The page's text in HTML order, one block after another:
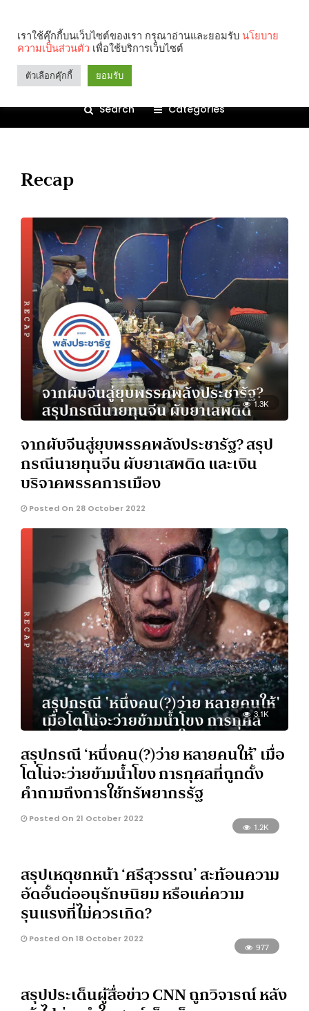
Search Categories
Recap
1.3K
จากผับจีนสู่ยุบพรรคพลังประชารัฐ? สรุป
กรณีนายทุนจีน ผับยาเสพติด และเงิน
บริจาคพรรคการเมือง
Posted On 28 October 2022
3.1K
สรุปกรณี ‘หนึ่งคน(?)ว่าย หลายคนให้’ เมื่อ
โตโน่จะว่ายข้ามน้ำโขง การกุศลที่ถูกตั้ง
คำถามถึงการใช้ทรัพยากรรัฐ
Posted On 21 October 2022
1.2K
สรุปเหตุชกหน้า ‘ศรีสุวรรณ’ สะท้อนความ
อัดอั้นต่ออนุรักษนิยม หรือแค่ความ
รุนแรงที่ไม่ควรเกิด?
Posted On 18 October 2022
977
สรุปประเด็นผู้สื่อข่าว CNN ถูกวิจารณ์ หลัง
เราใช้คุ๊กกี้บนเว็บไซต์ของเรา กรุณาอ่านและยอมรับ นโยบาย
ความเป็นส่วนตัว เพื่อใช้บริการเว็บไซต์
ตัวเลือกคุ๊กกี้ ยอมรับ